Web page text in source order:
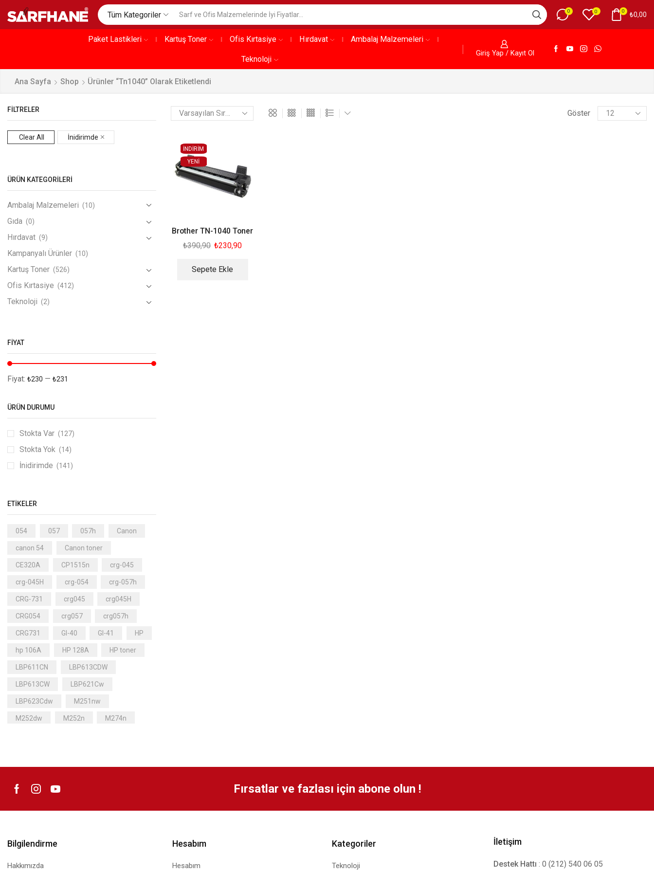
Tüm Kategoriler 0 0 0 ₺0,00
Paket Lastikleri Kartuş Toner Ofis Kırtasiye Hırdavat Ambalaj Malzemeleri
Teknoloji
Giriş Yap / Kayıt Ol
Ana Sayfa Shop Ürünler “tn1040” Olarak Etiketlendi
Göster
İNDİRİM
YENI
Brother TN-1040 Toner
₺390,90 ₺230,90
Sepete Ekle
FILTRELER
Clear All İnidirimde
ÜRÜN KATEGORILERI
Ambalaj Malzemeleri (10)
Gıda (0)
Hırdavat (9)
Kampanyalı Ürünler (10)
Kartuş Toner (526)
Ofis Kırtasiye (412)
Teknoloji (2)
FIYAT
Fiyat: ₺230 — ₺231
ÜRÜN DURUMU
Stokta Var (127)
Stokta Yok (14)
İnidirimde (141)
ETIKELER
054 057 057h Canon
canon 54 Canon toner
CE320A CP1515n crg-045
crg-045H crg-054 crg-057h
CRG-731 crg045 crg045H
CRG054 crg057 crg057h
CRG731 GI-40 GI-41 HP
hp 106A HP 128A HP toner
LBP611CN LBP613CDW
LBP613CW LBP621Cw
LBP623Cdw M251nw
M252dw M252n M274n
MF633CDW MF635CX
MF641Cw Fırsatlar ve fazlası için abone olun !
Bilgilendirme
Hakkımızda
Hesabım
Hesabım
Kategoriler
Teknoloji
İletişim
Destek Hattı : 0 (212) 540 06 05